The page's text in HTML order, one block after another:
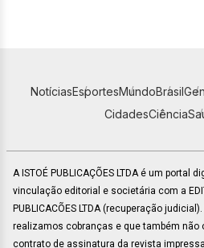
NotíciasEsportesMundoBrasil
CidadesCiência
A ISTOÉ PUBLICAÇÕES LTDA é um portal
vinculação editorial e societária com a
PUBLICACÕES LTDA (recuperação
realizamos cobranças e que também
contrato de assinatura da revista